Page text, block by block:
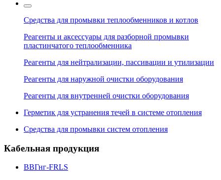
Средства для промывки теплообменников и котлов
Реагенты и аксессуары для разборной промывки
пластинчатого теплообменника
Реагенты для нейтрализации, пассивации и утилизации
Реагенты для наружной очистки оборудования
Реагенты для внутренней очистки оборудования
Герметик для устранения течей в системе отопления
Средства для промывки систем отопления
Кабельная продукция
ВВГнг-FRLS